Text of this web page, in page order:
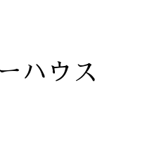
ハウス